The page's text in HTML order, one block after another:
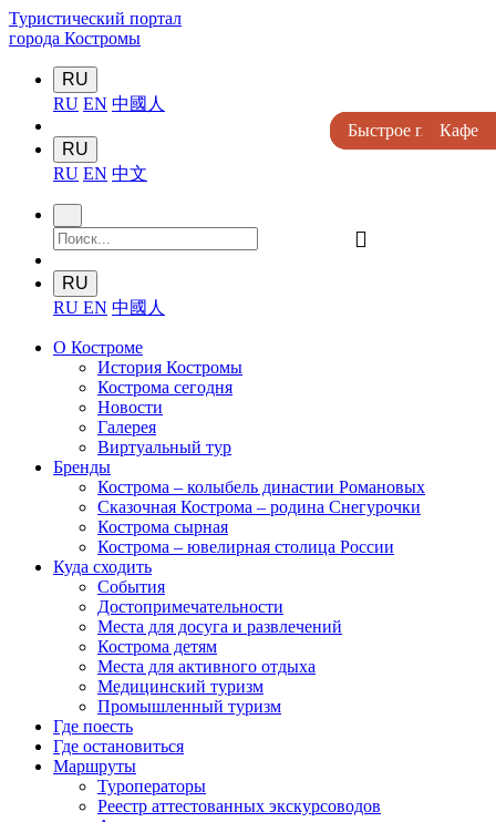
Туристический портал
города Костромы
RU
RU EN 中國人
RU
RU EN 中文
󰍉
RU
RU EN 中國人
О Костроме
История Костромы
Кострома сегодня
Новости
Галерея
Виртуальный тур
Бренды
Кострома – колыбель династии Романовых
Сказочная Кострома – родина Снегурочки
Кострома сырная
Кострома – ювелирная столица России
Куда сходить
События
Достопримечательности
Места для досуга и развлечений
Кострома детям
Места для активного отдыха
Медицинский туризм
Промышленный туризм
Где поесть
Где остановиться
Маршруты
Туроператоры
Реестр аттестованных экскурсоводов
Кафе
Быстрое питание
Быстрое питание
Быстрое питание
Кафе